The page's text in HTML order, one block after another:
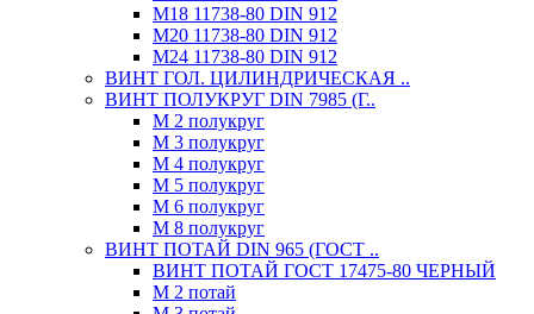
М18 11738-80 DIN 912
М20 11738-80 DIN 912
М24 11738-80 DIN 912
ВИНТ ГОЛ. ЦИЛИНДРИЧЕСКАЯ ..
ВИНТ ПОЛУКРУГ DIN 7985 (Г..
М 2 полукруг
М 3 полукруг
М 4 полукруг
М 5 полукруг
М 6 полукруг
М 8 полукруг
ВИНТ ПОТАЙ DIN 965 (ГОСТ ..
ВИНТ ПОТАЙ ГОСТ 17475-80 ЧЕРНЫЙ
М 2 потай